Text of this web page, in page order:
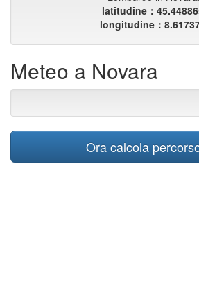
latitudine：
longitudine：
Meteo a Novara
Ora calcola